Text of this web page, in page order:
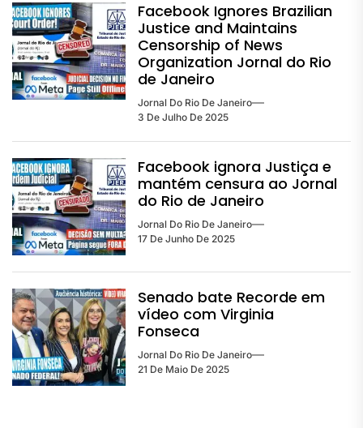
Facebook Ignores Brazilian
Justice and Maintains
Censorship of News
Organization Jornal do Rio
de Janeiro
Jornal Do Rio De Janeiro
3 De Julho De 2025
Facebook ignora Justiça e
mantém censura ao Jornal
do Rio de Janeiro
Jornal Do Rio De Janeiro
17 De Junho De 2025
Senado bate Recorde em
vídeo com Virginia
Fonseca
Jornal Do Rio De Janeiro
21 De Maio De 2025